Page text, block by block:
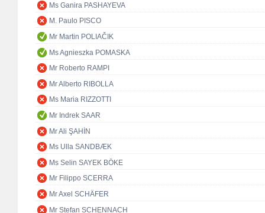
Ms Ganira PASHAYEVA
M. Paulo PISCO
Mr Martin POLIAČIK
Ms Agnieszka POMASKA
Mr Roberto RAMPI
Mr Alberto RIBOLLA
Ms Maria RIZZOTTI
Mr Indrek SAAR
Mr Ali ŞAHİN
Ms Ulla SANDBÆK
Ms Selin SAYEK BÖKE
Mr Filippo SCERRA
Mr Axel SCHÄFER
Mr Stefan SCHENNACH